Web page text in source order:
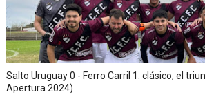
Salto Uruguay 0 - Ferro Carril 1: clásico, el
Apertura 2024)